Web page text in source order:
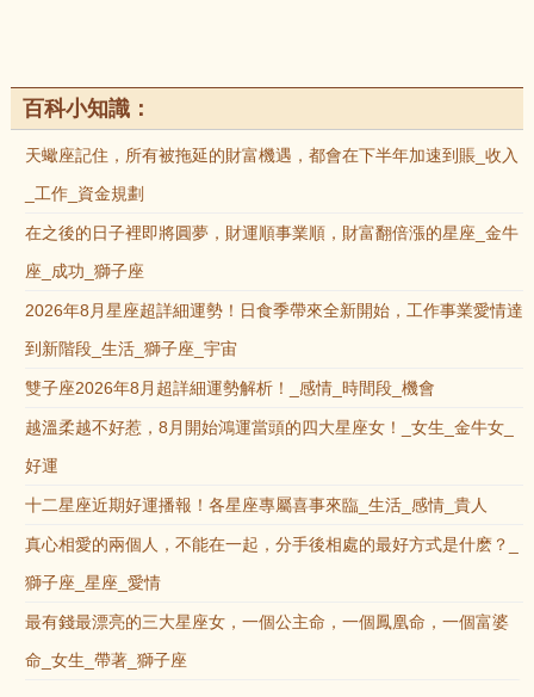
百科小知識：
天蠍座記住，所有被拖延的財富機遇，都會在下半年加速到賬_收入
_工作_資金規劃
在之後的日子裡即將圓夢，財運順事業順，財富翻倍漲的星座_金牛
座_成功_獅子座
2026年8月星座超詳細運勢！日食季帶來全新開始，工作事業愛情達
到新階段_生活_獅子座_宇宙
雙子座2026年8月超詳細運勢解析！_感情_時間段_機會
越溫柔越不好惹，8月開始鴻運當頭的四大星座女！_女生_金牛女_
好運
十二星座近期好運播報！各星座專屬喜事來臨_生活_感情_貴人
真心相愛的兩個人，不能在一起，分手後相處的最好方式是什麽？_
獅子座_星座_愛情
最有錢最漂亮的三大星座女，一個公主命，一個鳳凰命，一個富婆
命_女生_帶著_獅子座